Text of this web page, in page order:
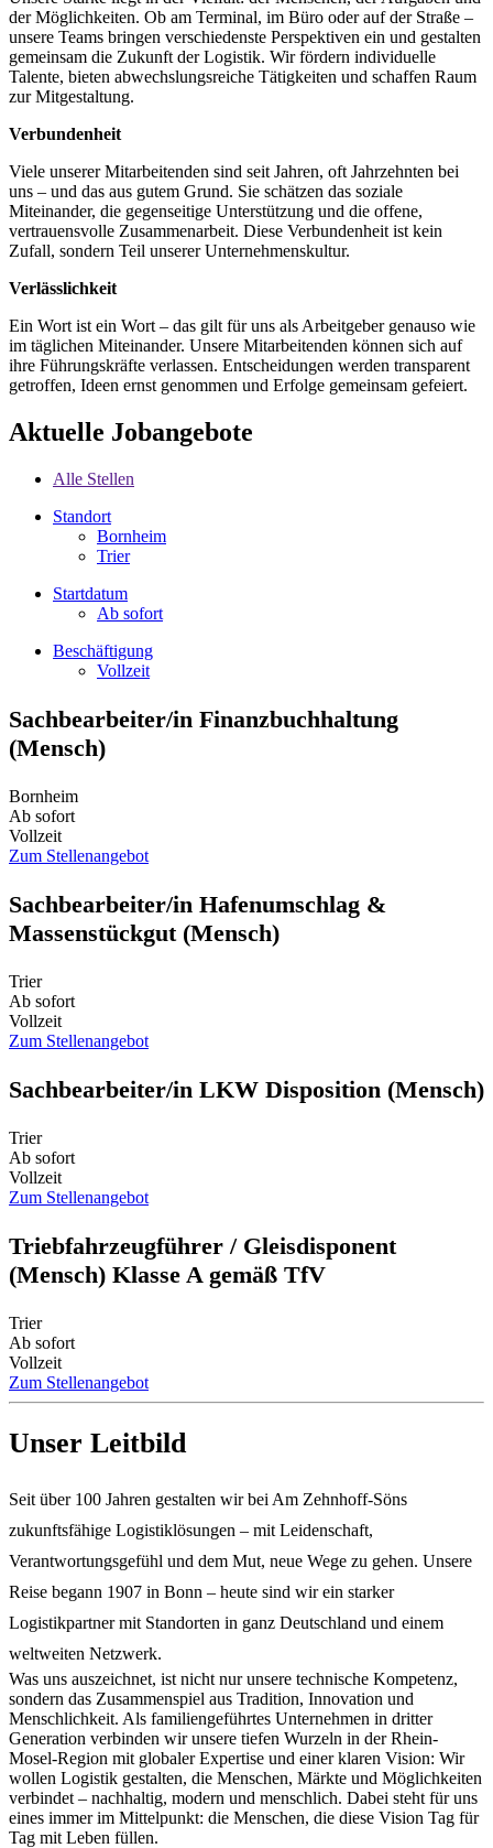
der Möglichkeiten. Ob am Terminal, im Büro oder auf der Straße –
unsere Teams bringen verschiedenste Perspektiven ein und gestalten
gemeinsam die Zukunft der Logistik. Wir fördern individuelle
Talente, bieten abwechslungsreiche Tätigkeiten und schaffen Raum
zur Mitgestaltung.
Verbundenheit
Viele unserer Mitarbeitenden sind seit Jahren, oft Jahrzehnten bei
uns – und das aus gutem Grund. Sie schätzen das soziale
Miteinander, die gegenseitige Unterstützung und die offene,
vertrauensvolle Zusammenarbeit. Diese Verbundenheit ist kein
Zufall, sondern Teil unserer Unternehmenskultur.
Verlässlichkeit
Ein Wort ist ein Wort – das gilt für uns als Arbeitgeber genauso wie
im täglichen Miteinander. Unsere Mitarbeitenden können sich auf
ihre Führungskräfte verlassen. Entscheidungen werden transparent
getroffen, Ideen ernst genommen und Erfolge gemeinsam gefeiert.
Aktuelle Jobangebote
Alle Stellen
Standort
Bornheim
Trier
Startdatum
Ab sofort
Beschäftigung
Vollzeit
Sachbearbeiter/in Finanzbuchhaltung
(Mensch)
Bornheim
Ab sofort
Vollzeit
Zum Stellenangebot
Sachbearbeiter/in Hafenumschlag &
Massenstückgut (Mensch)
Trier
Ab sofort
Vollzeit
Zum Stellenangebot
Sachbearbeiter/in LKW Disposition (Mensch)
Trier
Ab sofort
Vollzeit
Zum Stellenangebot
Triebfahrzeugführer / Gleisdisponent
(Mensch) Klasse A gemäß TfV
Trier
Ab sofort
Vollzeit
Zum Stellenangebot
Unser Leitbild
Seit über 100 Jahren gestalten wir bei Am Zehnhoff-Söns
zukunftsfähige Logistiklösungen – mit Leidenschaft,
Verantwortungsgefühl und dem Mut, neue Wege zu gehen. Unsere
Reise begann 1907 in Bonn – heute sind wir ein starker
Logistikpartner mit Standorten in ganz Deutschland und einem
weltweiten Netzwerk.
Was uns auszeichnet, ist nicht nur unsere technische Kompetenz,
sondern das Zusammenspiel aus Tradition, Innovation und
Menschlichkeit. Als familiengeführtes Unternehmen in dritter
Generation verbinden wir unsere tiefen Wurzeln in der Rhein-
Mosel-Region mit globaler Expertise und einer klaren Vision: Wir
wollen Logistik gestalten, die Menschen, Märkte und Möglichkeiten
verbindet – nachhaltig, modern und menschlich. Dabei steht für uns
eines immer im Mittelpunkt: die Menschen, die diese Vision Tag für
Tag mit Leben füllen.